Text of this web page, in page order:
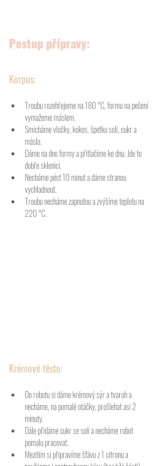
Postup přípravy:
Korpus:
Troubu rozehřejeme na 180 °C, formu na pečení
vymažeme máslem.
Smícháme vločky, kokos, špetku soli, cukr a
máslo.
Dáme na dno formy a přitlačíme ke dnu. Jde to
dobře sklenicí.
Necháme péct 10 minut a dáme stranou
vychladnout.
Troubu necháme zapnutou a zvýšíme teplotu na
220 °C.
Krémové těsto:
Do robotu si dáme krémový sýr a tvaroh a
necháme, na pomalé otáčky, prošlehat asi 2
minuty.
Dále přidáme cukr se solí a necháme robot
pomalu pracovat.
Mezitím si připravíme šťávu z 1 citronu a